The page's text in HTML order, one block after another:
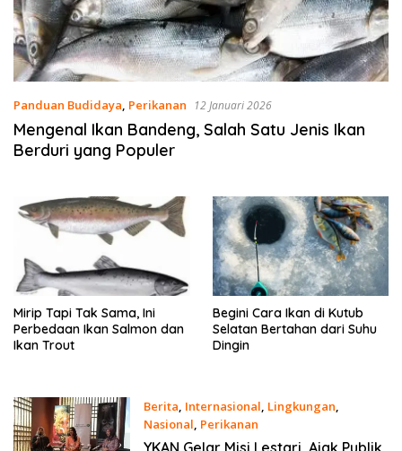
Panduan Budidaya, Perikanan 12 Januari 2026
Mengenal Ikan Bandeng, Salah Satu Jenis Ikan
Berduri yang Populer
Mirip Tapi Tak Sama, Ini
Perbedaan Ikan Salmon dan
Ikan Trout
Begini Cara Ikan di Kutub
Selatan Bertahan dari Suhu
Dingin
Berita, Internasional, Lingkungan,
Nasional, Perikanan
30 September 2022
YKAN Gelar Misi Lestari, Ajak Publik